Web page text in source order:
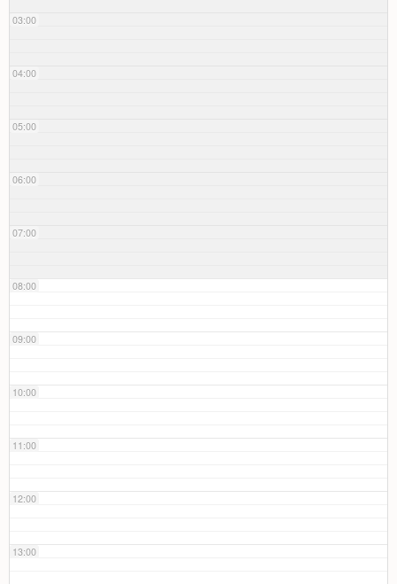
03:00
04:00
05:00
06:00
07:00
08:00
09:00
10:00
11:00
12:00
13:00